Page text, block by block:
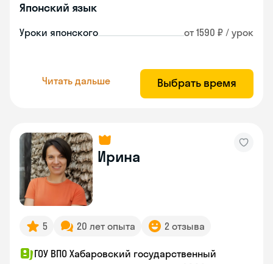
Японский язык
Уроки японского от 1590 ₽ / урок
Читать дальше Выбрать время
Ирина
5 20 лет опыта 2 отзыва
ГОУ ВПО Хабаровский государственный